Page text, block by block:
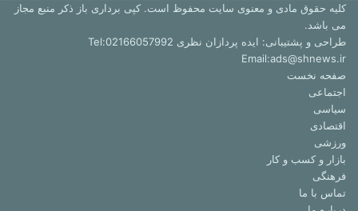
کلیه حقوق مادی و معنوی سایت محفوظ است. کپی برداری باز ذکر منبع مجاز
می باشد.
طراحی و پشتیبانی: ایده پردازان نظری Tel:02166057992
Email:ads@shnews.ir
صفحه نخست
اجتماعی
سیاسی
اقتصادی
ورزشی
بازار و کسب و کار
فرهنگی
تماس با ما